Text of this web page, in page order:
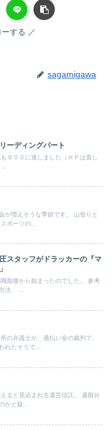
する
sagamigawa
ーディングパート
００に達しました（ＨＰは直し
そうな季節です。 山登りと
ポーツの...
スタッフがドラッカーの『マ
方法 ...
れたそうで...
かと疑...